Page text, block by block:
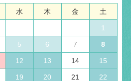
水 木 金 土
1
5 6 7 8
12 13 14 15
19 20 21 22